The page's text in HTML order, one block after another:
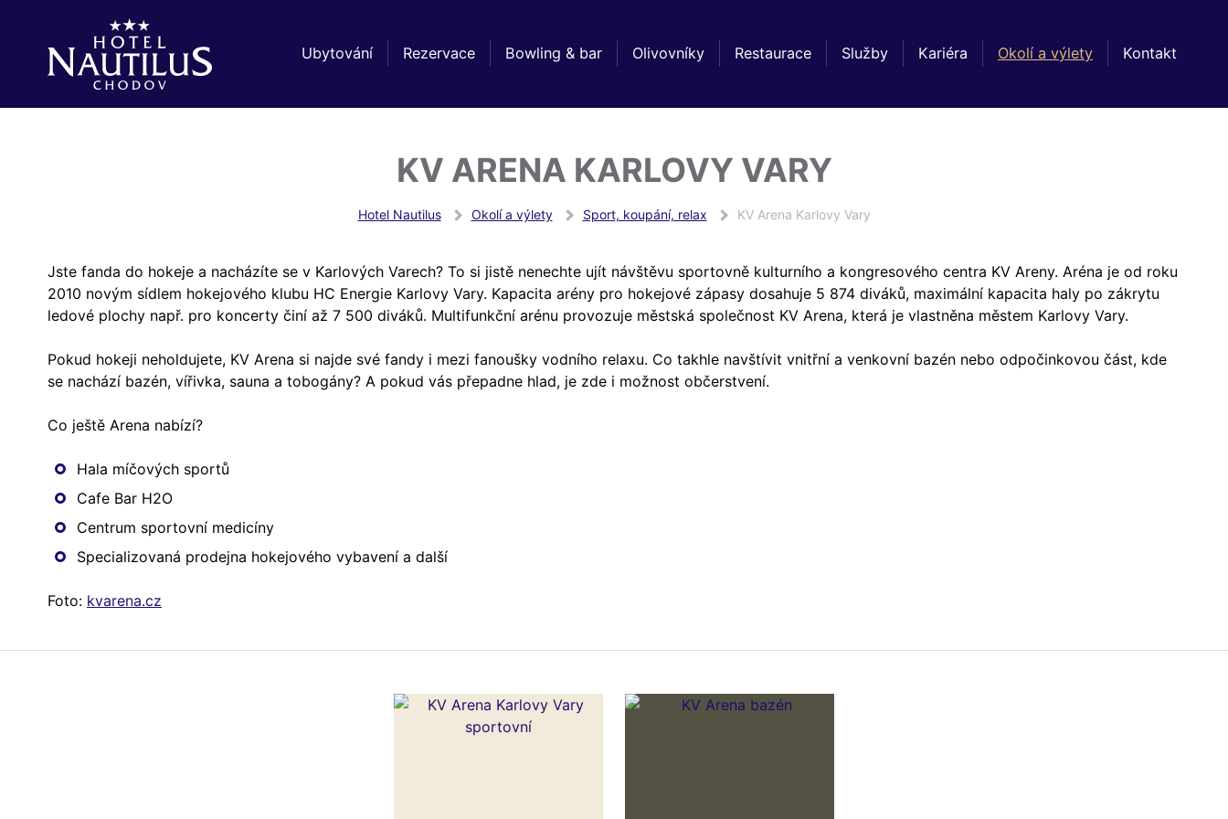
Ubytování Rezervace Bowling & bar Olivovníky Restaurace Služby Kariéra Okolí a výlety Kontakt
KV ARENA KARLOVY VARY
Hotel Nautilus Okolí a výlety Sport, koupání, relax KV Arena Karlovy Vary
Jste fanda do hokeje a nacházíte se v Karlových Varech? To si jistě nenechte ujít návštěvu sportovně kulturního a kongresového centra KV Areny. Aréna je od roku
2010 novým sídlem hokejového klubu HC Energie Karlovy Vary. Kapacita arény pro hokejové zápasy dosahuje 5 874 diváků, maximální kapacita haly po zákrytu
ledové plochy např. pro koncerty činí až 7 500 diváků. Multifunkční arénu provozuje městská společnost KV Arena, která je vlastněna městem Karlovy Vary.
Pokud hokeji neholdujete, KV Arena si najde své fandy i mezi fanoušky vodního relaxu. Co takhle navštívit vnitřní a venkovní bazén nebo odpočinkovou část, kde
se nachází bazén, vířivka, sauna a tobogány? A pokud vás přepadne hlad, je zde i možnost občerstvení.
Co ještě Arena nabízí?
Hala míčových sportů
Cafe Bar H2O
Centrum sportovní medicíny
Specializovaná prodejna hokejového vybavení a další
Foto: kvarena.cz